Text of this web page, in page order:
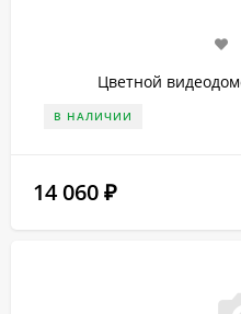
Цветной
В НАЛИЧИИ
14 060 ₽